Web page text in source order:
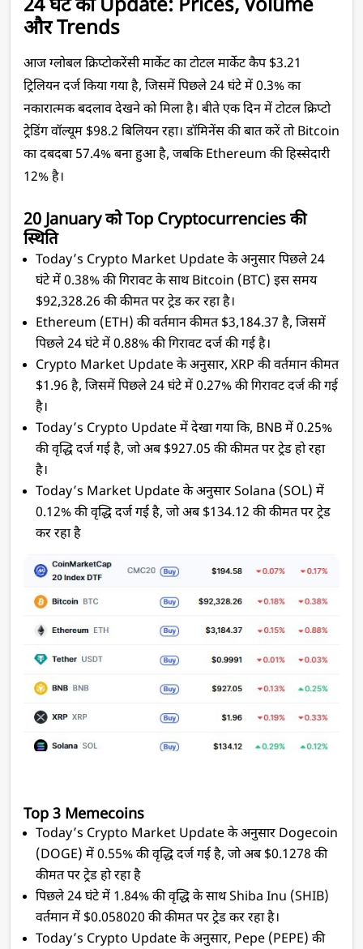
24 घंटे का Update: Prices, Volume
और Trends
आज ग्लोबल क्रिप्टोकरेंसी मार्केट का टोटल मार्केट कैप $3.21
ट्रिलियन दर्ज किया गया है, जिसमें पिछले 24 घंटे में 0.3% का
नकारात्मक बदलाव देखने को मिला है। बीते एक दिन में टोटल क्रिप्टो
ट्रेडिंग वॉल्यूम $98.2 बिलियन रहा। डॉमिनेंस की बात करें तो Bitcoin
का दबदबा 57.4% बना हुआ है, जबकि Ethereum की हिस्सेदारी
12% है।
20 January को Top Cryptocurrencies की
स्थिति
Today’s Crypto Market Update के अनुसार पिछले 24
घंटे में 0.38% की गिरावट के साथ Bitcoin (BTC) इस समय
$92,328.26 की कीमत पर ट्रेड कर रहा है।
Ethereum (ETH) की वर्तमान कीमत $3,184.37 है, जिसमें
पिछले 24 घंटे में 0.88% की गिरावट दर्ज की गई है।
Crypto Market Update के अनुसार, XRP की वर्तमान कीमत
$1.96 है, जिसमें पिछले 24 घंटे में 0.27% की गिरावट दर्ज की गई
है।
Today’s Crypto Update में देखा गया कि, BNB में 0.25%
की वृद्धि दर्ज गई है, जो अब $927.05 की कीमत पर ट्रेड हो रहा
है।
Today’s Market Update के अनुसार Solana (SOL) में
0.12% की वृद्धि दर्ज गई है, जो अब $134.12 की कीमत पर ट्रेड
कर रहा है
Top 3 Memecoins
Today’s Crypto Market Update के अनुसार Dogecoin
(DOGE) में 0.55% की वृद्धि दर्ज गई है, जो अब $0.1278 की
कीमत पर ट्रेड हो रहा है
पिछले 24 घंटे में 1.84% की वृद्धि के साथ Shiba Inu (SHIB)
वर्तमान में $0.058020 की कीमत पर ट्रेड कर रहा है।
Today’s Crypto Update के अनुसार, Pepe (PEPE) की